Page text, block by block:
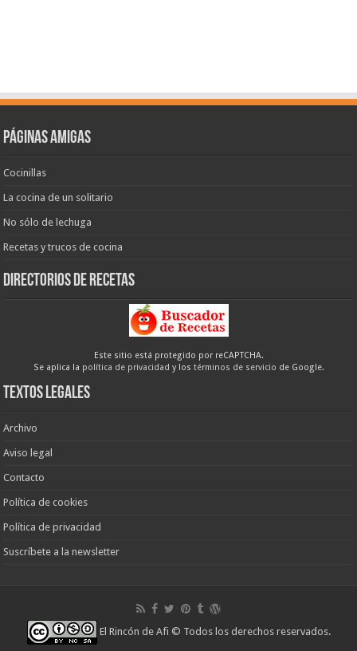
Páginas amigas
Cocinillas
La cocina de un solitario
No sólo de lechuga
Recetas y trucos de cocina
Directorios de recetas
Este sitio está protegido por reCAPTCHA.
Se aplica la política de privacidad y los términos de servicio de Google.
Textos legales
Archivo
Aviso legal
Contacto
Política de cookies
Política de privacidad
Suscríbete a la newsletter
El Rincón de Afi © Todos los derechos reservados.